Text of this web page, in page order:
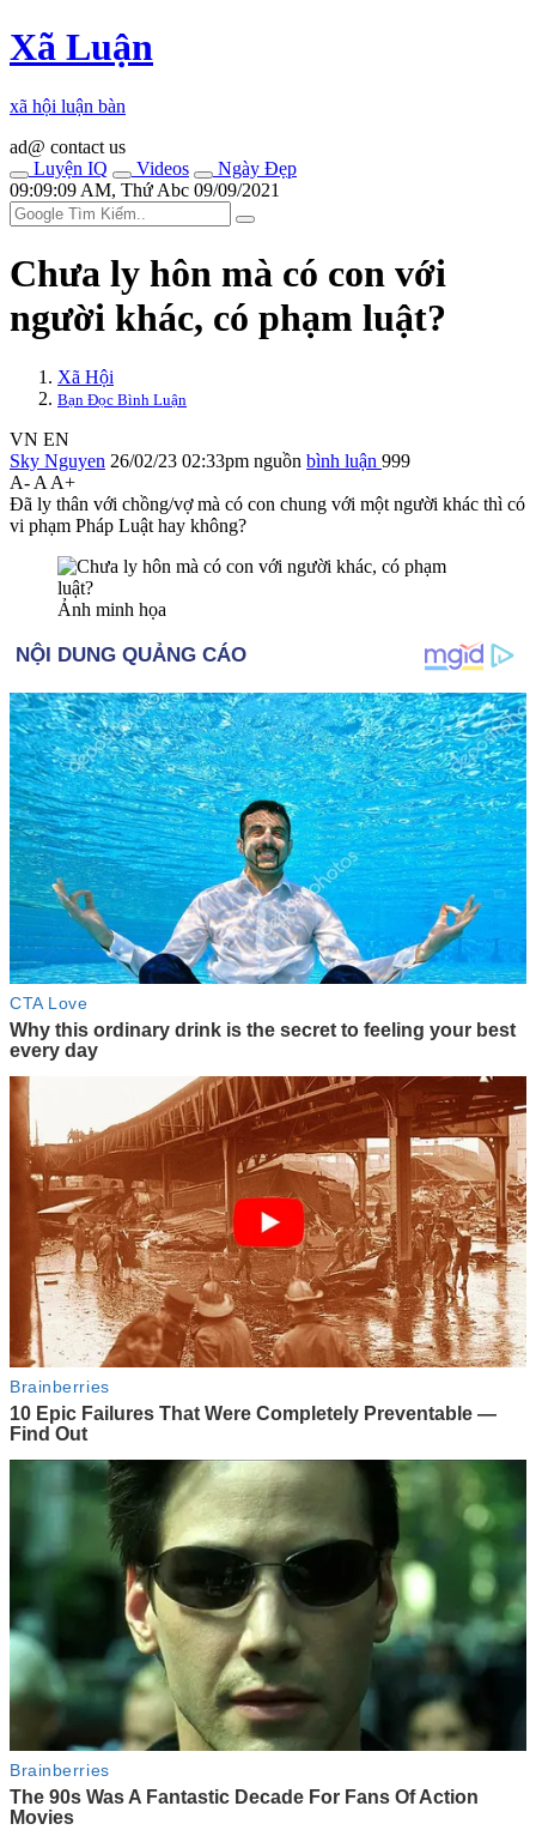
Xã Luận
xã hội luận bàn
ad@ contact us
Luyện IQ
Videos
Ngày Đẹp
09:09:09 AM, Thứ Abc 09/09/2021
Chưa ly hôn mà có con với
người khác, có phạm luật?
Xã Hội
Bạn Đọc Bình Luận
VN EN
Sky Nguyen 26/02/23 02:33pm nguồn bình luận 999
A- A A+
Đã ly thân với chồng/vợ mà có con chung với một người khác thì có
vi phạm Pháp Luật hay không?
Ảnh minh họa